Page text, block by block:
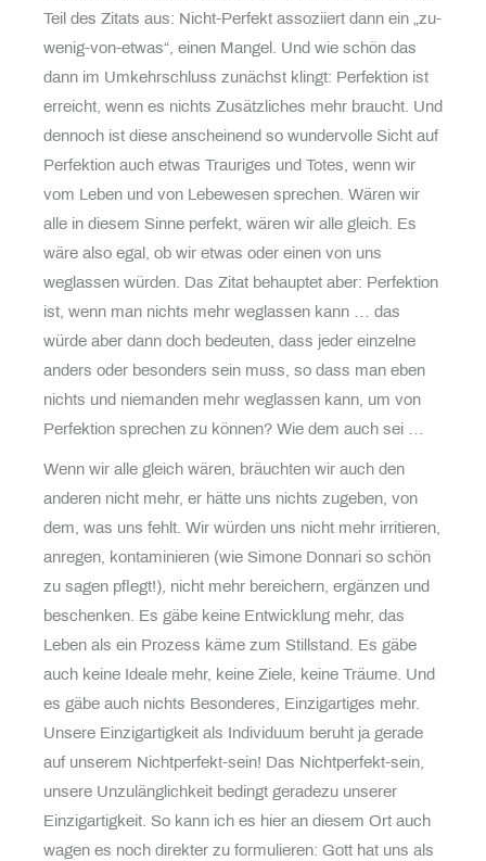
Teil des Zitats aus: Nicht-Perfekt assoziiert dann ein „zu-
wenig-von-etwas“, einen Mangel. Und wie schön das
dann im Umkehrschluss zunächst klingt: Perfektion ist
erreicht, wenn es nichts Zusätzliches mehr braucht. Und
dennoch ist diese anscheinend so wundervolle Sicht auf
Perfektion auch etwas Trauriges und Totes, wenn wir
vom Leben und von Lebewesen sprechen. Wären wir
alle in diesem Sinne perfekt, wären wir alle gleich. Es
wäre also egal, ob wir etwas oder einen von uns
weglassen würden. Das Zitat behauptet aber: Perfektion
ist, wenn man nichts mehr weglassen kann … das
würde aber dann doch bedeuten, dass jeder einzelne
anders oder besonders sein muss, so dass man eben
nichts und niemanden mehr weglassen kann, um von
Perfektion sprechen zu können? Wie dem auch sei …
Wenn wir alle gleich wären, bräuchten wir auch den
anderen nicht mehr, er hätte uns nichts zugeben, von
dem, was uns fehlt. Wir würden uns nicht mehr irritieren,
anregen, kontaminieren (wie Simone Donnari so schön
zu sagen pflegt!), nicht mehr bereichern, ergänzen und
beschenken. Es gäbe keine Entwicklung mehr, das
Leben als ein Prozess käme zum Stillstand. Es gäbe
auch keine Ideale mehr, keine Ziele, keine Träume. Und
es gäbe auch nichts Besonderes, Einzigartiges mehr.
Unsere Einzigartigkeit als Individuum beruht ja gerade
auf unserem Nichtperfekt-sein! Das Nichtperfekt-sein,
unsere Unzulänglichkeit bedingt geradezu unserer
Einzigartigkeit. So kann ich es hier an diesem Ort auch
wagen es noch direkter zu formulieren: Gott hat uns als